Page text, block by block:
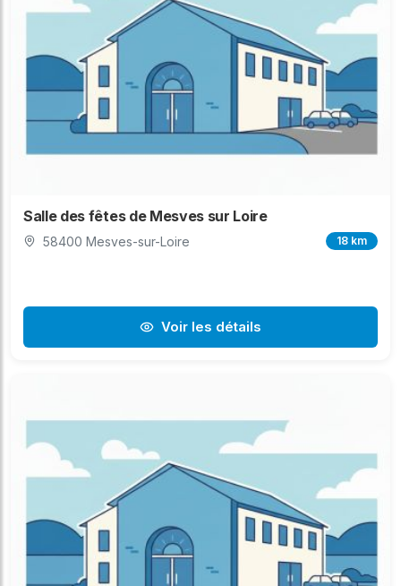
Salle des fêtes de Mesves sur Loire
58400 Mesves-sur-Loire 18 km
Voir les détails